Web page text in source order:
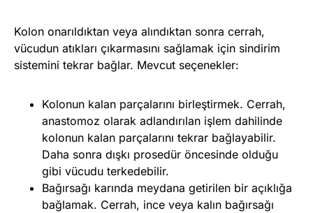
Kolon onarıldıktan veya alındıktan sonra cerrah,
vücudun atıkları çıkarmasını sağlamak için sindirim
sistemini tekrar bağlar. Mevcut seçenekler:
Kolonun kalan parçalarını birleştirmek. Cerrah,
anastomoz olarak adlandırılan işlem dahilinde
kolonun kalan parçalarını tekrar bağlayabilir.
Daha sonra dışkı prosedür öncesinde olduğu
gibi vücudu terkedebilir.
Bağırsağı karında meydana getirilen bir açıklığa
bağlamak. Cerrah, ince veya kalın bağırsağı